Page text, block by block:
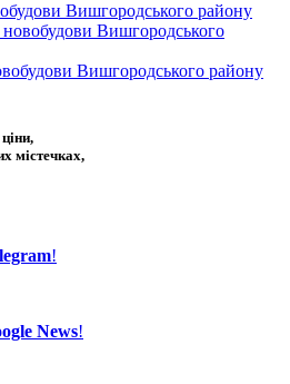
Вишгородського району
Вишгородського
Вишгородського району
містечках,
!
News!